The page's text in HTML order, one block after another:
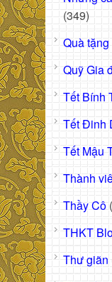
(349)
Quà
Quỹ Gia
Tết Bính
Tết Đinh
Tết Mậu
Thành
Thầy Cô
THKT
Thư giãn